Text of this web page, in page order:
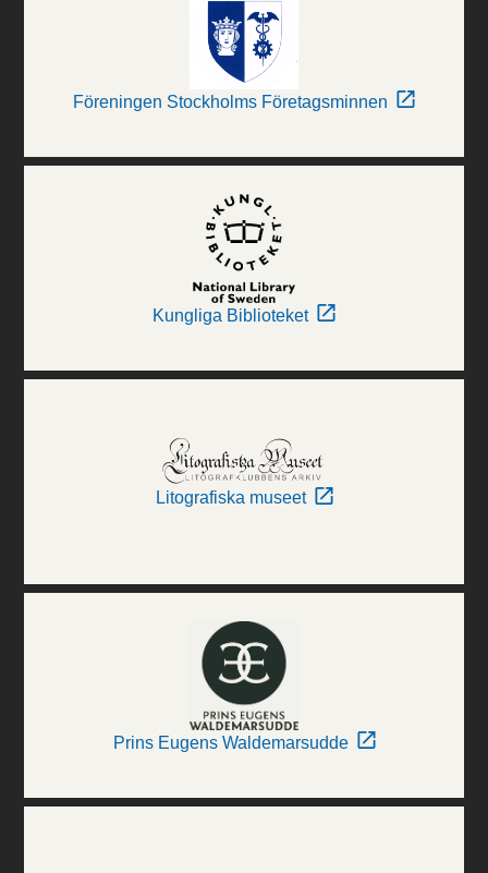
Föreningen Stockholms Företagsminnen
Kungliga Biblioteket
Litografiska museet
Prins Eugens Waldemarsudde